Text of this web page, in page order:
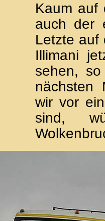
Kaum auf
auch der
Letzte auf
Illimani
sehen,
nächsten
wir vor
sind,